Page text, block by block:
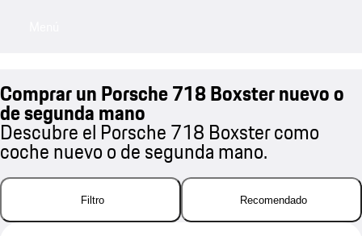
Comprar un Porsche 718 Boxster nuevo o
de segunda mano
Descubre el Porsche 718 Boxster como
coche nuevo o de segunda mano.
Filtro Recomendado